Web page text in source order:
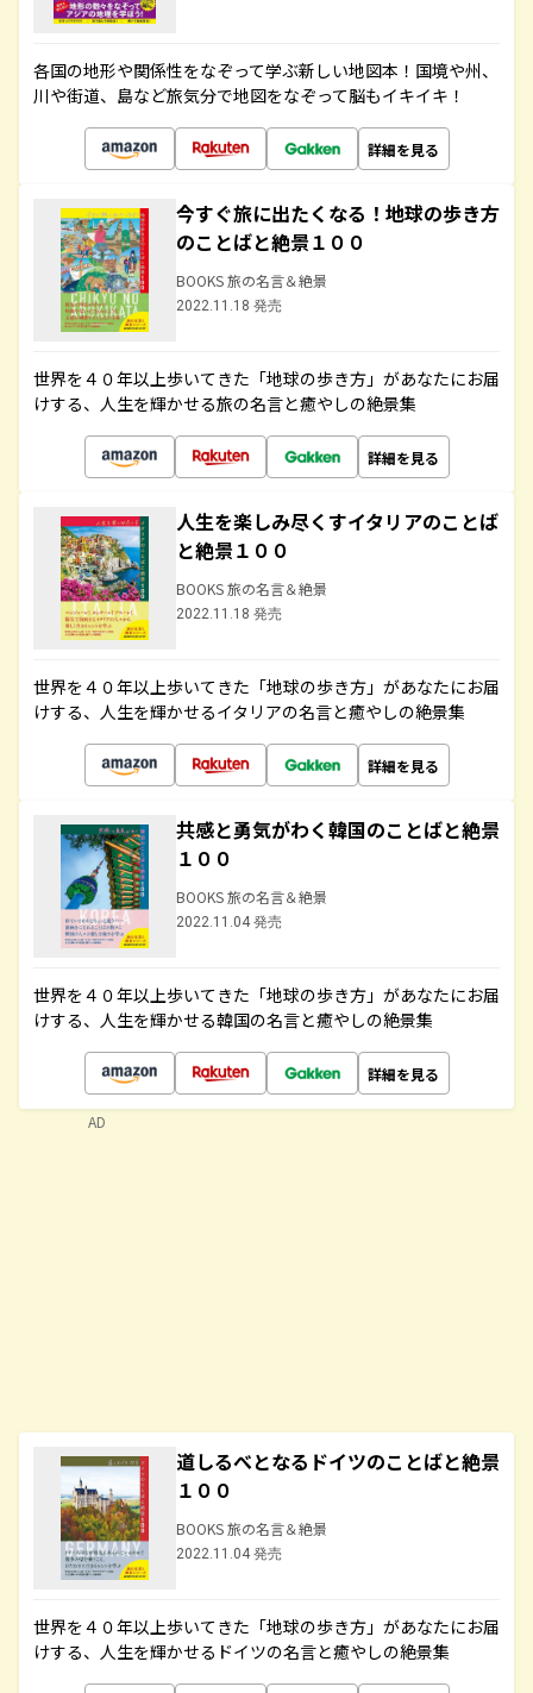
各国の地形や関係性をなぞって学ぶ新しい地図本！国境や州、
川や街道、島など旅気分で地図をなぞって脳もイキイキ！
詳細を見る
今すぐ旅に出たくなる！地球の歩き方
のことばと絶景１００
BOOKS 旅の名言＆絶景
2022.11.18 発売
世界を４０年以上歩いてきた「地球の歩き方」があなたにお届
けする、人生を輝かせる旅の名言と癒やしの絶景集
詳細を見る
人生を楽しみ尽くすイタリアのことば
と絶景１００
BOOKS 旅の名言＆絶景
2022.11.18 発売
世界を４０年以上歩いてきた「地球の歩き方」があなたにお届
けする、人生を輝かせるイタリアの名言と癒やしの絶景集
詳細を見る
共感と勇気がわく韓国のことばと絶景
１００
BOOKS 旅の名言＆絶景
2022.11.04 発売
世界を４０年以上歩いてきた「地球の歩き方」があなたにお届
けする、人生を輝かせる韓国の名言と癒やしの絶景集
詳細を見る
道しるべとなるドイツのことばと絶景
１００
BOOKS 旅の名言＆絶景
2022.11.04 発売
世界を４０年以上歩いてきた「地球の歩き方」があなたにお届
けする、人生を輝かせるドイツの名言と癒やしの絶景集
AD